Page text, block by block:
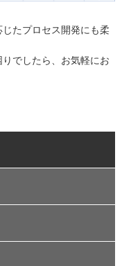
たプロセス開発にも柔
でしたら、お気軽にお